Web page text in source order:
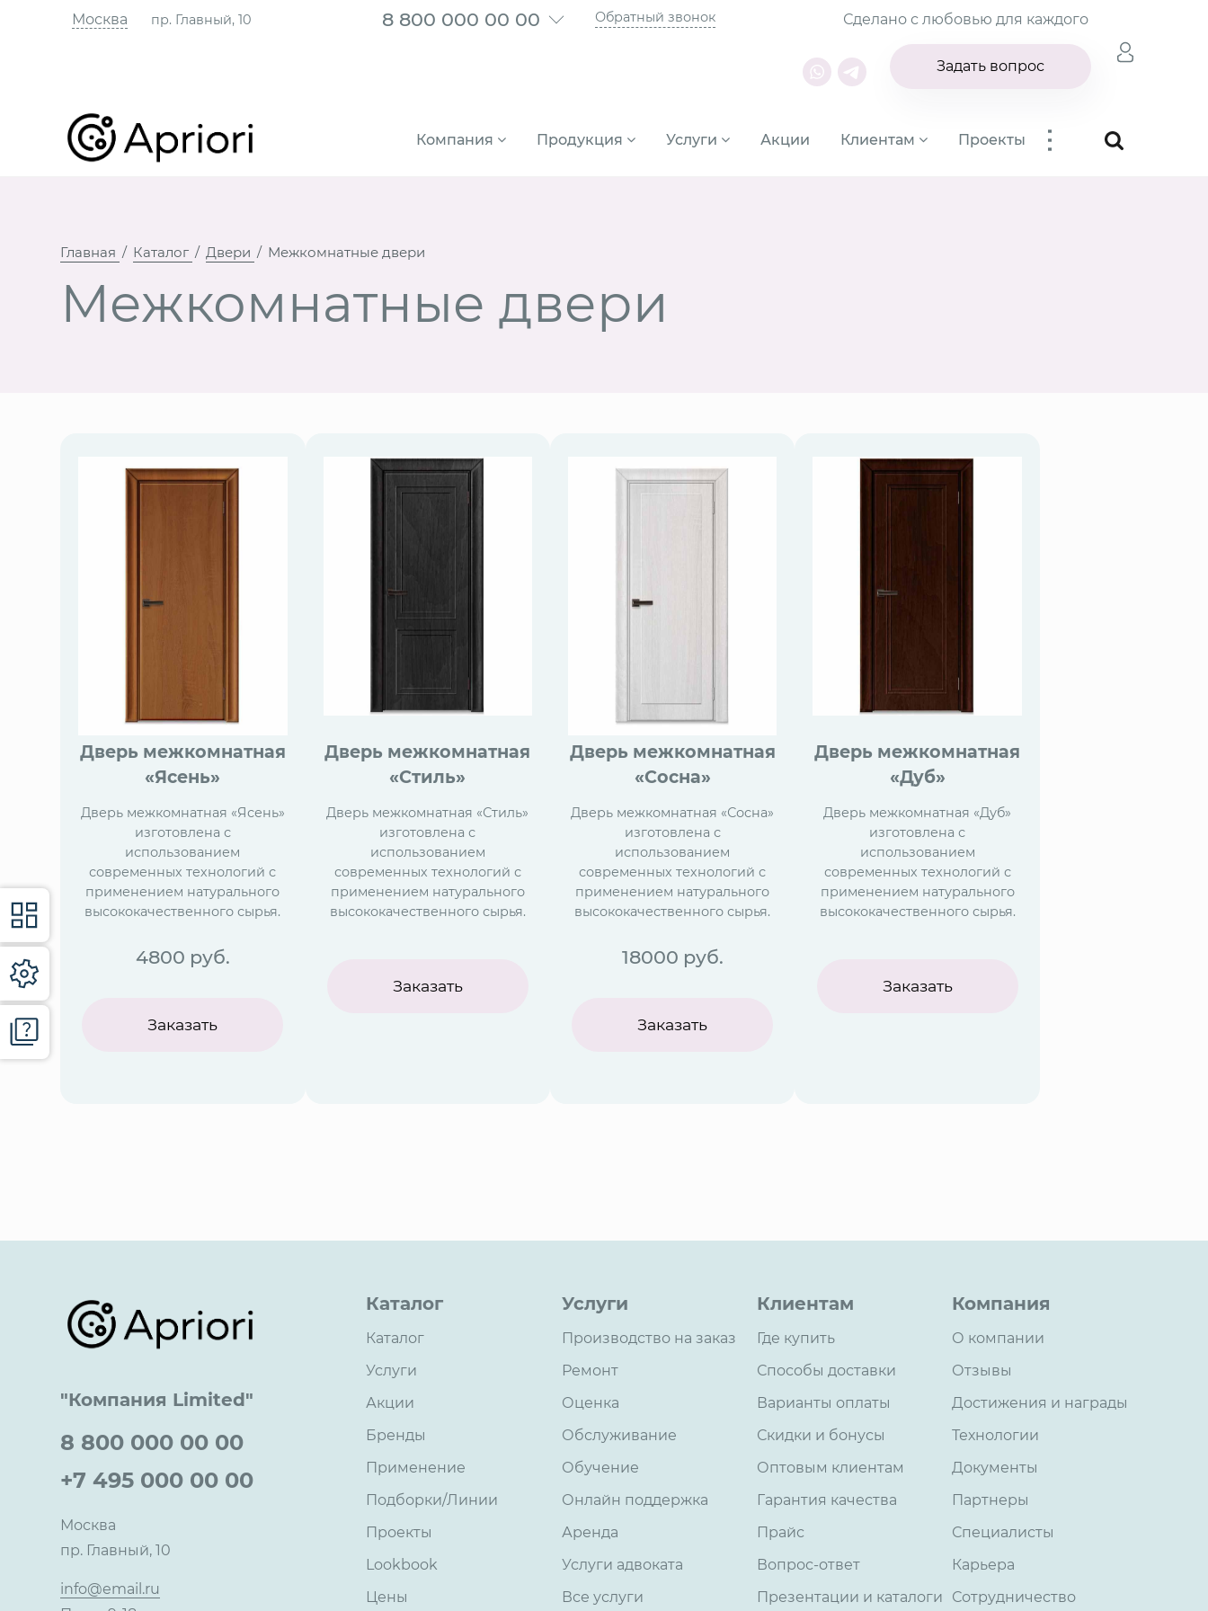
Москва пр. Главный, 10 8 800 000 00 00 Обратный звонок Сделано с любовью для каждого
Задать вопрос
Компания Продукция Услуги Акции Клиентам Проекты ...
Главная Каталог Двери Межкомнатные двери
Межкомнатные двери
Дверь межкомнатная
«Ясень»
Дверь межкомнатная «Ясень»
изготовлена с
использованием
современных технологий с
применением натурального
высококачественного сырья.
4800 руб.
Заказать
Дверь межкомнатная
«Стиль»
Дверь межкомнатная «Стиль»
изготовлена с
использованием
современных технологий с
применением натурального
высококачественного сырья.
Заказать
Дверь межкомнатная
«Сосна»
Дверь межкомнатная «Сосна»
изготовлена с
использованием
современных технологий с
применением натурального
высококачественного сырья.
18000 руб.
Заказать
Дверь межкомнатная
«Дуб»
Дверь межкомнатная «Дуб»
изготовлена с
использованием
современных технологий с
применением натурального
высококачественного сырья.
Заказать
"Компания Limited"
8 800 000 00 00
+7 495 000 00 00
Москва
пр. Главный, 10
info@email.ru
Каталог
Каталог
Услуги
Акции
Бренды
Применение
Подборки/Линии
Проекты
Lookbook
Цены
Услуги
Производство на заказ
Ремонт
Оценка
Обслуживание
Обучение
Онлайн поддержка
Аренда
Услуги адвоката
Все услуги
Клиентам
Где купить
Способы доставки
Варианты оплаты
Скидки и бонусы
Оптовым клиентам
Гарантия качества
Прайс
Вопрос-ответ
Презентации и каталоги
Компания
О компании
Отзывы
Достижения и награды
Технологии
Документы
Партнеры
Специалисты
Карьера
Сотрудничество